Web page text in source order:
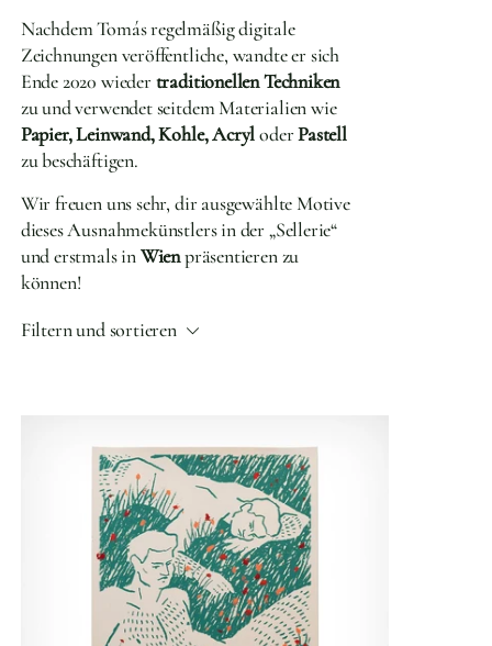
Nachdem Tomás regelmäßig digitale
Zeichnungen veröffentliche, wandte er sich
Ende 2020 wiedertraditionellen Techniken
zu und verwendet seitdem Materialien wie
Papier, Leinwand, Kohle, AcryloderPastell
zu beschäftigen.
Wir freuen uns sehr, dir ausgewählte Motive
dieses Ausnahmekünstlers in der „Sellerie“
und erstmals inWienpräsentieren zu
können!
Filtern und sortieren